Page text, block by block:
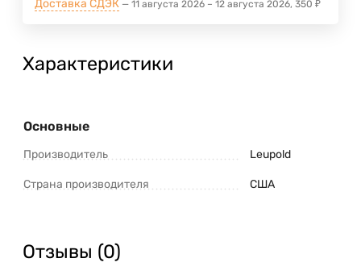
Доставка СДЭК 11 августа 2026 – 12 августа 2026 350 ₽
Характеристики
Основные
Производитель Leupold
Страна производителя США
Отзывы (0)